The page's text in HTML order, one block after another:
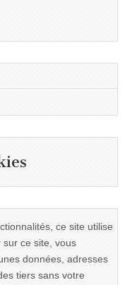
ce site utilise
sur ce site, vous
données, adresses
tiers sans votre